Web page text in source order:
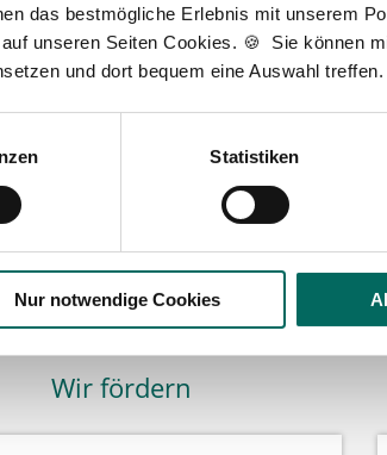
das bestmögliche Erlebnis mit unserem
unseren Seiten Cookies. 🍪 Sie können
und dort bequem eine Auswahl treffen.
Statistiken
Nur notwendige Cookies
Wir fördern
Wir fördern